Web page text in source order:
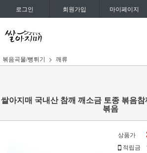
로그인 회원가입 마이페이지
볶음곡물/뻥튀기 깨류
쌀아지매 국내산 참깨 깨소금 토종 볶음
볶음
상품가
적립금